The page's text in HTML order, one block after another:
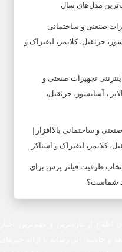
مدل‌های سال
صنعتی و ساختمانی
جرثقیل، کلایمر، لیفتراک و
تجهیزات صنعتی و
، آسانسور، جرثقیل،
و ساختمانی بالاافزار |
کلایمر، لیفتراک و استاکر
ظرفیت فیلتر پرس برای
شماست؟